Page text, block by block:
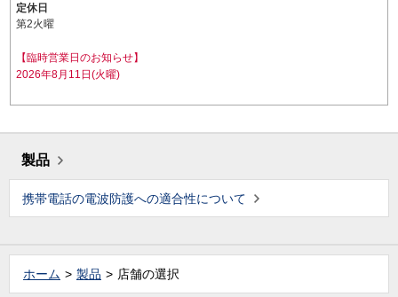
定休日
第2火曜
【臨時営業日のお知らせ】
2026年8月11日(火曜)
製品
携帯電話の電波防護への適合性について
ホーム 製品 店舗の選択